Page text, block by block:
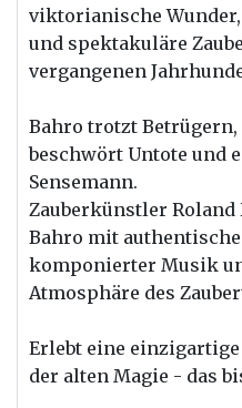
viktorianische
und spektakuläre
vergangenen
Bahro trotzt Betrügern,
beschwört Untote und
Sensemann.
Zauberkünstler
Bahro mit
komponierter Musik
Atmosphäre des
Erlebt eine
der alten Magie - das